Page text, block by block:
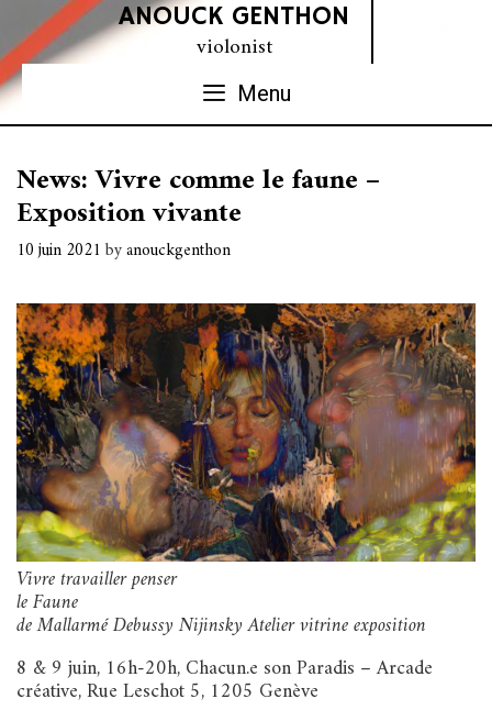
content
ANOUCK GENTHON
violonist
Menu
News: Vivre comme le faune –
Exposition vivante
10 juin 2021 byanouckgenthon
Vivre travailler penser
le Faune
de Mallarmé Debussy Nijinsky Atelier vitrine exposition
8 & 9 juin, 16h-20h, Chacun.e son Paradis – Arcade
créative, Rue Leschot 5, 1205 Genève